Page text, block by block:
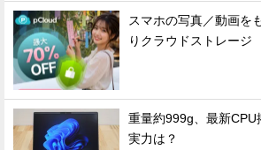
スマホの写真／動画を
りクラウドストレージ
重量約999g、最新CPU
実力は？